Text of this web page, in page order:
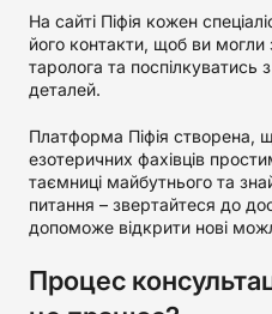
На сайті Піфія кожен
його контакти, щоб ви
таролога та поспілкуватись
деталей.
Платформа Піфія створена,
езотеричних фахівців
таємниці майбутнього та
питання – звертайтеся до
допоможе відкрити нові
Процес